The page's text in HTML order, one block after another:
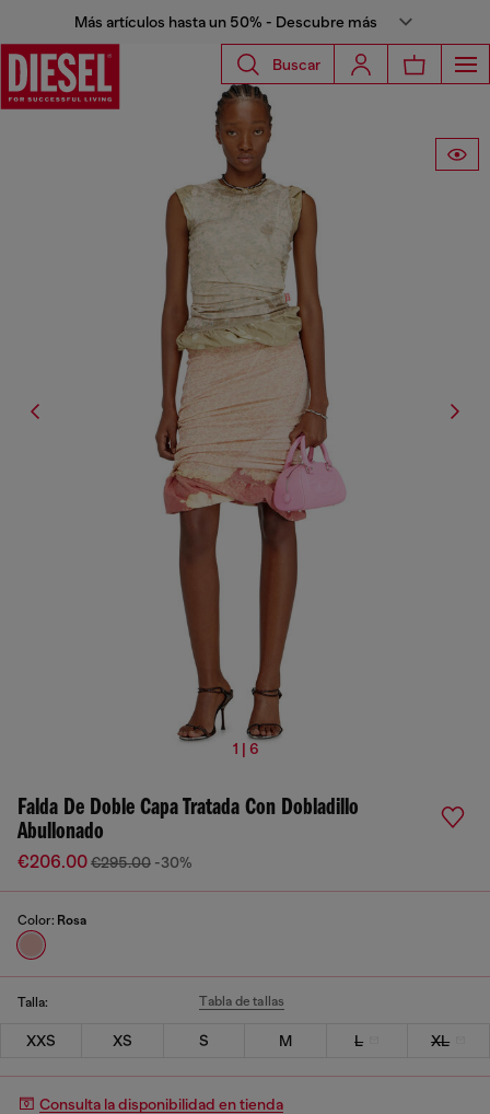
Más artículos hasta un 50% - Descubre más
Buscar
1 | 6
Falda De Doble Capa Tratada Con Dobladillo
Abullonado
€206.00€295.00 -30%
Color: Rosa
Talla: Tabla de tallas
XXS XS S M L XL
Consulta la disponibilidad en tienda